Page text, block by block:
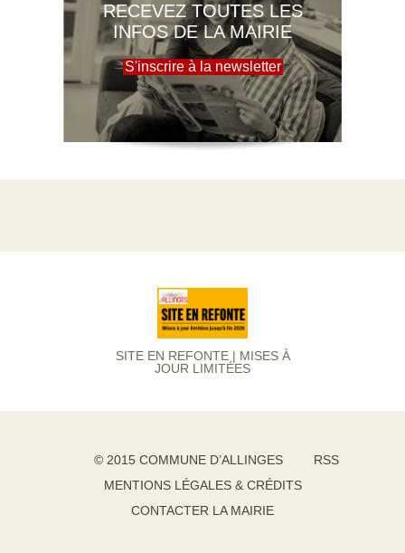
RECEVEZ TOUTES LES
INFOS DE LA MAIRIE
S'inscrire à la newsletter
SITE EN REFONTE | MISES À
JOUR LIMITÉES
© 2015 COMMUNE D’ALLINGES
RSS
MENTIONS LÉGALES & CRÉDITS
CONTACTER LA MAIRIE